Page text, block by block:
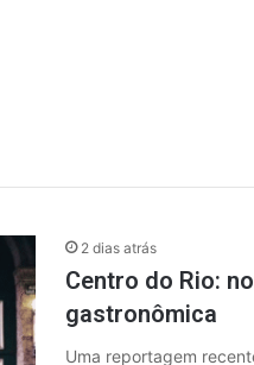
2 dias atrás
Centro do Rio:
gastronômica
Uma reportagem